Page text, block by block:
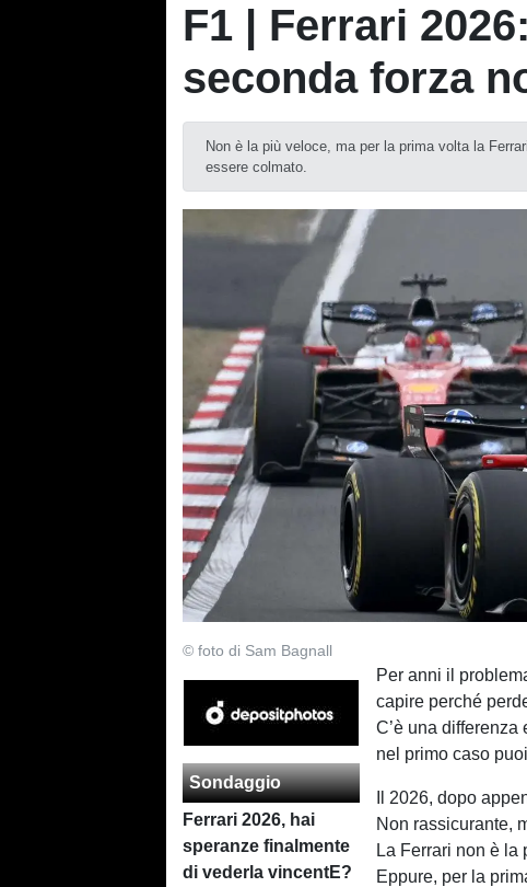
F1 | Ferrari
seconda forza
Non è la più veloce, ma per la prima volta la
essere colmato.
© foto di Sam Bagnall
Sondaggio
Ferrari 2026, hai
speranze finalmente
di vederla vincentE?
Per anni il
capire perché
C’è una differenza
nel primo caso
Il 2026, dopo
Non rassicurante,
La Ferrari non è la
Eppure, per la